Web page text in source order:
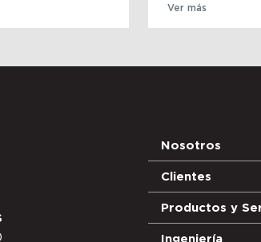
Ver más
Nosotros
Clientes
Productos y
Ingeniería